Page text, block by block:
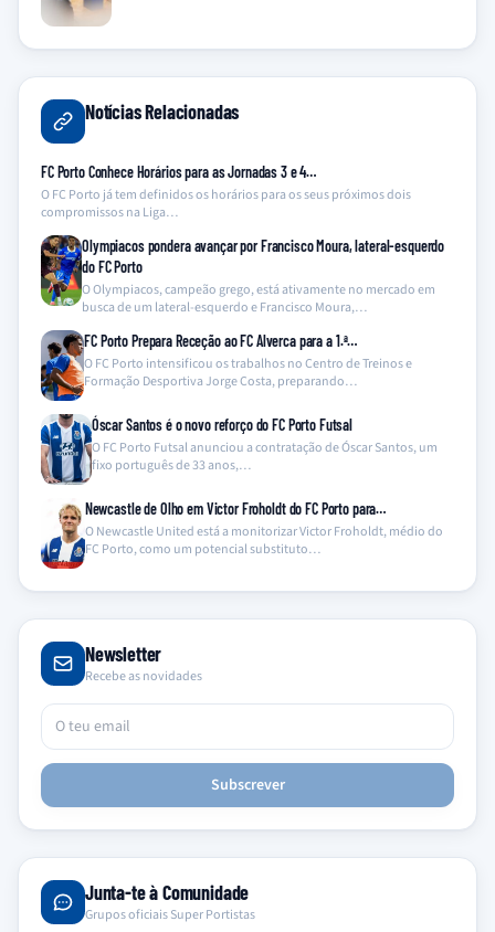
Notícias Relacionadas
FC Porto Conhece Horários para as Jornadas 3 e 4…
O FC Porto já tem definidos os horários para os seus próximos dois
compromissos na Liga…
Olympiacos pondera avançar por Francisco Moura, lateral-esquerdo
do FC Porto
O Olympiacos, campeão grego, está ativamente no mercado em
busca de um lateral-esquerdo e Francisco Moura,…
FC Porto Prepara Receção ao FC Alverca para a 1.ª…
O FC Porto intensificou os trabalhos no Centro de Treinos e
Formação Desportiva Jorge Costa, preparando…
Óscar Santos é o novo reforço do FC Porto Futsal
O FC Porto Futsal anunciou a contratação de Óscar Santos, um
fixo português de 33 anos,…
Newcastle de Olho em Victor Froholdt do FC Porto para…
O Newcastle United está a monitorizar Victor Froholdt, médio do
FC Porto, como um potencial substituto…
Newsletter
Recebe as novidades
Subscrever
Junta-te à Comunidade
Grupos oficiais Super Portistas